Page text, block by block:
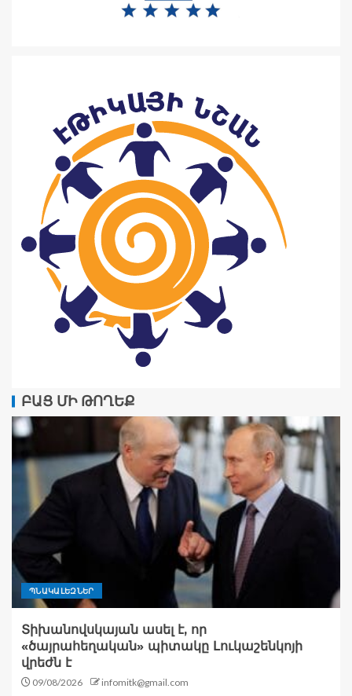
ԲԱՑ ՄԻ ԹՈՂԵՔ
ՊՆԱԿԱԼԵԶՆԵՐ
Տիխանովսկայան ասել է, որ
«ծայրահեղական» պիտակը Լուկաշենկոյի
վրեժն է
09/08/2026 infomitk@gmail.com